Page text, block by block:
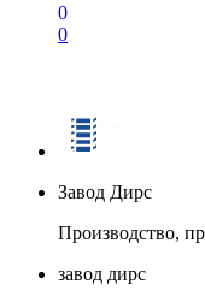
0
0
Завод Дирс
Производство,
завод дирс